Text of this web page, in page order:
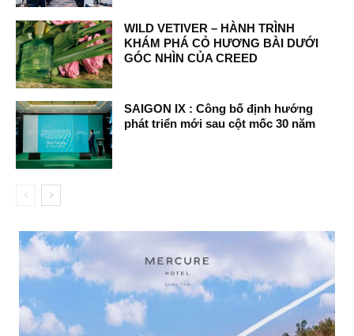
WILD VETIVER – HÀNH TRÌNH
KHÁM PHÁ CỎ HƯƠNG BÀI DƯỚI
GÓC NHÌN CỦA CREED
SAIGON IX : Công bố định hướng
phát triển mới sau cột mốc 30 năm